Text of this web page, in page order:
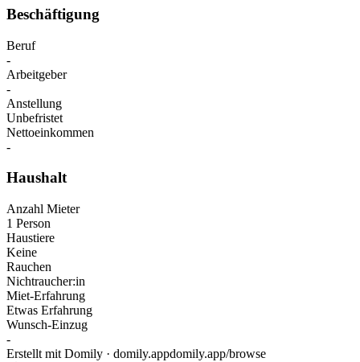
Beschäftigung
Beruf
-
Arbeitgeber
-
Anstellung
Unbefristet
Nettoeinkommen
-
Haushalt
Anzahl Mieter
1 Person
Haustiere
Keine
Rauchen
Nichtraucher:in
Miet-Erfahrung
Etwas Erfahrung
Wunsch-Einzug
-
Erstellt mit Domily · domily.appdomily.app/browse